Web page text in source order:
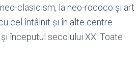
clasicism, la neo-rococo și art
cel întâlnit și în alte centre
începutul secolului XX. Toate